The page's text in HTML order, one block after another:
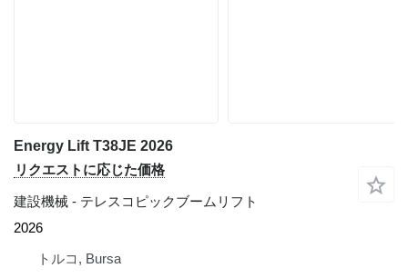
Energy Lift T38JE 2026
リクエストに応じた価格
建設機械 - テレスコピックブームリフト
2026
トルコ, Bursa